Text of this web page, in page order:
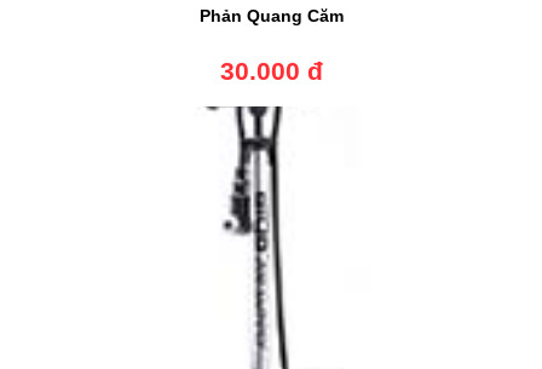
Phản Quang Căm
30.000 đ